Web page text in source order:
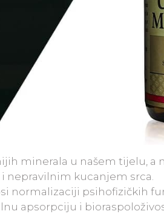
minerala u našem tijelu, a
nepravilnim kucanjem srca.
normalizaciji psihofizičkih
apsorpciju i